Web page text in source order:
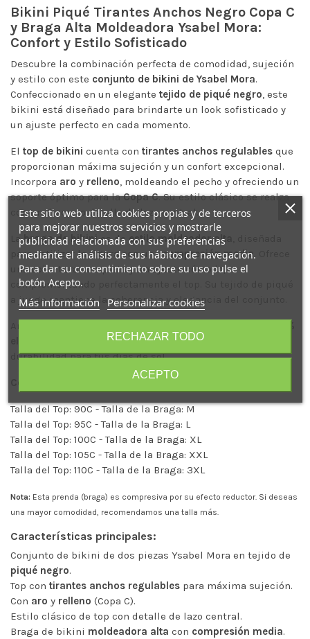
Bikini Piqué Tirantes Anchos Negro Copa C
y Braga Alta Moldeadora Ysabel Mora:
Confort y Estilo Sofisticado
Descubre la combinación perfecta de comodidad, sujeción
y estilo con este conjunto de bikini de Ysabel Mora.
Confeccionado en un elegante tejido de piqué negro, este
bikini está diseñado para brindarte un look sofisticado y
un ajuste perfecto en cada momento.
El top de bikini cuenta con tirantes anchos regulables que
proporcionan máxima sujeción y un confort excepcional.
Incorpora aro y relleno, moldeando el pecho y ofreciendo un
soporte óptimo para laCopa C. Su estilo clásico se realza
con un discreto detalle de lazo central.
Labraga de bikinies de estilo moldeador alta
para estilizar la figura con unacompresión media
una cobertura completa y un ajuste cómodo,
complementando perfectamente el top. Su tejido de piqué
a juego mantiene la coherencia y elegancia del conjunto.
, un tejido que garantiza elasticidad, suavidad y
durabilidad para tus días de sol.
Talla del Top: 90C - Talla de la Braga: M
Talla del Top: 95C - Talla de la Braga: L
Talla del Top: 100C - Talla de la Braga: XL
Talla del Top: 105C - Talla de la Braga: XXL
Talla del Top: 110C - Talla de la Braga: 3XL
Nota: Esta prenda (braga) es compresiva por su efecto reductor. Si deseas
una mayor comodidad, recomendamos una talla más.
Características principales:
Conjunto de bikini de dos piezas Ysabel Mora en tejido de
piqué negro.
Top con tirantes anchos regulables para máxima sujeción.
Con aro y relleno (Copa C).
Estilo clásico de top con detalle de lazo central.
Braga de bikini moldeadora alta con compresión media.
Este sitio web utiliza cookies propias y de terceros
para mejorar nuestros servicios y mostrarle
publicidad relacionada con sus preferencias
mediante el análisis de sus hábitos de navegación.
Para dar su consentimiento sobre su uso pulse el
botón Acepto.
Más información Personalizar cookies
RECHAZAR TODO
ACEPTO